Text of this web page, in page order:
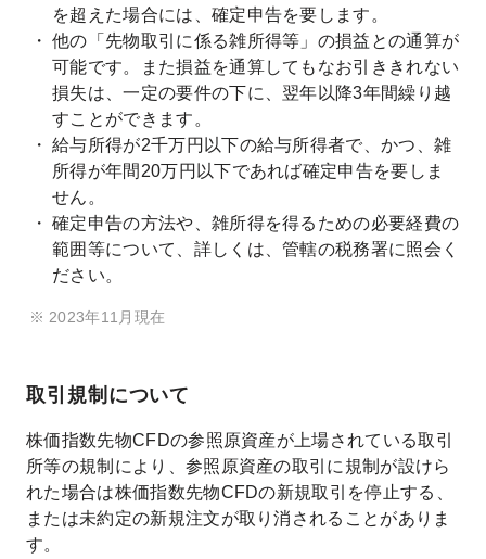
を超えた場合には、確定申告を要します。
他の「先物取引に係る雑所得等」の損益との通算が
可能です。また損益を通算してもなお引ききれない
損失は、一定の要件の下に、翌年以降3年間繰り越
すことができます。
給与所得が2千万円以下の給与所得者で、かつ、雑
所得が年間20万円以下であれば確定申告を要しま
せん。
確定申告の方法や、雑所得を得るための必要経費の
範囲等について、詳しくは、管轄の税務署に照会く
ださい。
2023年11月現在
取引規制について
株価指数先物CFDの参照原資産が上場されている取引
所等の規制により、参照原資産の取引に規制が設けら
れた場合は株価指数先物CFDの新規取引を停止する、
または未約定の新規注文が取り消されることがありま
す。